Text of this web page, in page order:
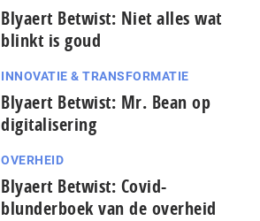
Blyaert Betwist: Niet alles wat
blinkt is goud
INNOVATIE & TRANSFORMATIE
Blyaert Betwist: Mr. Bean op
digitalisering
OVERHEID
Blyaert Betwist: Covid-
blunderboek van de overheid